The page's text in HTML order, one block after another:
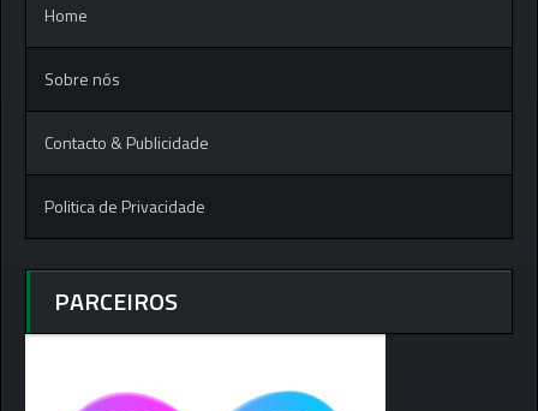
Home
Sobre nós
Contacto & Publicidade
Politica de Privacidade
PARCEIROS